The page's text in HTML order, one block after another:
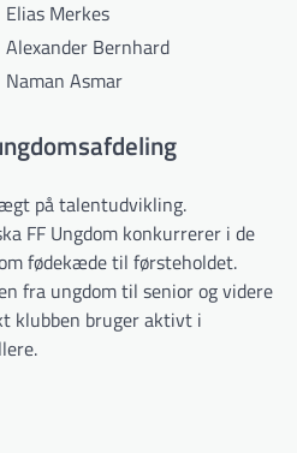
Elias Merkes
Alexander Bernhard
Naman Asmar
på talentudvikling.
FF Ungdom konkurrerer i de
fødekæde til førsteholdet.
fra ungdom til senior og videre
klubben bruger aktivt i